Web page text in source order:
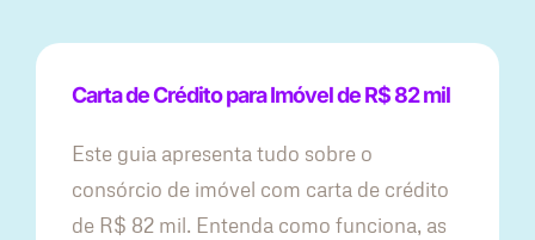
Carta de Crédito para Imóvel de R$ 82 mil
Este guia apresenta tudo sobre o
consórcio de imóvel com carta de crédito
de R$ 82 mil. Entenda como funciona, as